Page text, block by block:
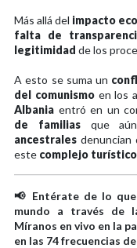
Más allá del impacto
falta de
legitimidad de los
A esto se suma un
del comunismoen los
Albania entró en un
de familiasque aún
ancestrales denuncian
este complejo turístico
📢 Entérate de lo que
mundo a través de
Míranos en vivo en la
en las 74 frecuencias